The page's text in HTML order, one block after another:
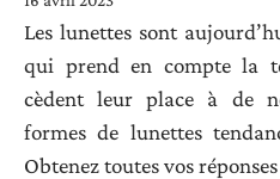
Les lunettes sont
qui prend en compte la
cèdent leur place à de
formes de lunettes
Obtenez toutes vos